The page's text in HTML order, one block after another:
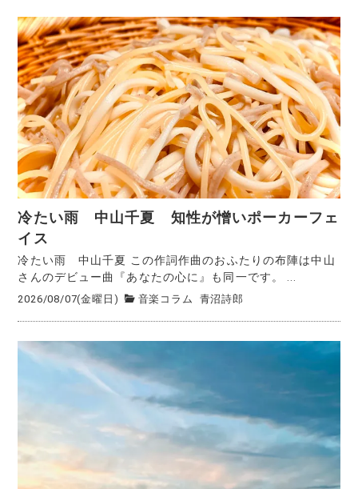
冷たい雨 中山千夏 知性が憎いポーカーフェ
イス
冷たい雨 中山千夏 この作詞作曲のおふたりの布陣は中山
さんのデビュー曲『あなたの心に』も同一です。 ...
2026/08/07(金曜日) 音楽コラム 青沼詩郎